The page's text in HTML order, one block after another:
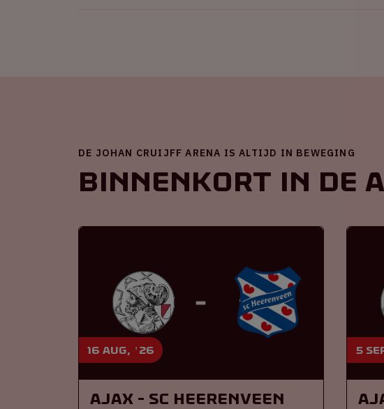
DE JOHAN CRUIJFF ARENA IS ALTIJD IN BEWEGING
Binnenkort in de
16 aug, '26
Ajax - SC Heerenveen
5